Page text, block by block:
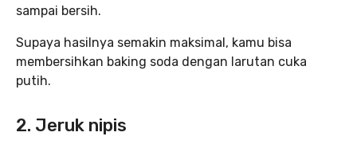
sampai bersih.
Supaya hasilnya semakin maksimal, kamu bisa
membersihkan baking soda dengan larutan cuka
putih.
2. Jeruk nipis